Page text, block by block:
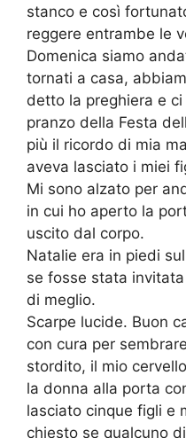
stanco e così
reggere entrambe le
Domenica siamo
tornati a casa,
detto la preghiera e
pranzo della Festa
più il ricordo di mia
aveva lasciato i miei
Mi sono alzato per
in cui ho aperto la
uscito dal corpo.
Natalie era in piedi
se fosse stata
di meglio.
Scarpe lucide. Buon
con cura per
stordito, il mio
la donna alla porta
lasciato cinque figli e
chiesto se qualcuno